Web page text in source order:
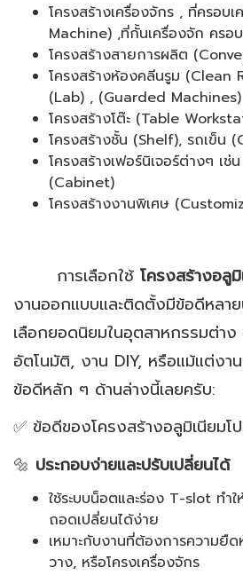
โครงสร้างเครื่องจักร , ที่ครอบ
Machine) ,ที่กั้นเครื่องจัก ครอ
โครงสร้างสายการผลิต
โครงสร้างห้องคลีนรูม (Clean
(Lab) , (Guarded Machines)
โครงสร้างโต๊ะ (Table
โครงสร้างชั้น (Shelf), รถเข็น
โครงสร้างเฟอร์นิเจอร์ต่างๆ เ
(Cabinet)
โครงสร้างงานพิเศษ
การเลือกใช้ โครงสร้างอลู
งานออกแบบและติดตั้งมีข้อดีหลาย
เลือกยอดนิยมในอุตสาหกรรมต่าง
อัตโนมัติ, งาน DIY, หรือแม้แต่ง
ข้อดีหลัก ๆ ด้านล่างนี้เลยครับ:
✅ ข้อดีของโครงสร้างอลูมิเนียมโ
🔩 ประกอบง่ายและปรับเปลี่ยนได้
ใช้ระบบน็อตและร่อง T-slot ทำ
ถอดเปลี่ยนได้ง่าย
เหมาะกับงานที่ต้องการความยื
วาง, หรือโครงเครื่องจักร